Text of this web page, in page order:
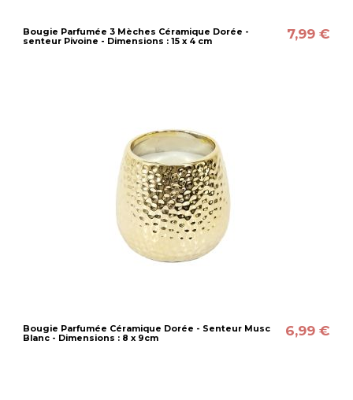
Bougie Parfumée 3 Mèches Céramique Dorée -
senteur Pivoine - Dimensions : 15 x 4 cm
7,99 €
Bougie Parfumée Céramique Dorée - Senteur Musc
Blanc - Dimensions : 8 x 9cm
6,99 €